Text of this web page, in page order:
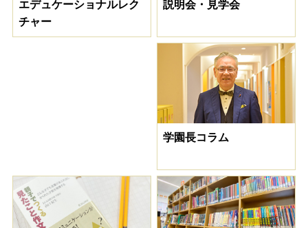
エデュケーショナルレク
チャー
説明会・見学会
学園長コラム